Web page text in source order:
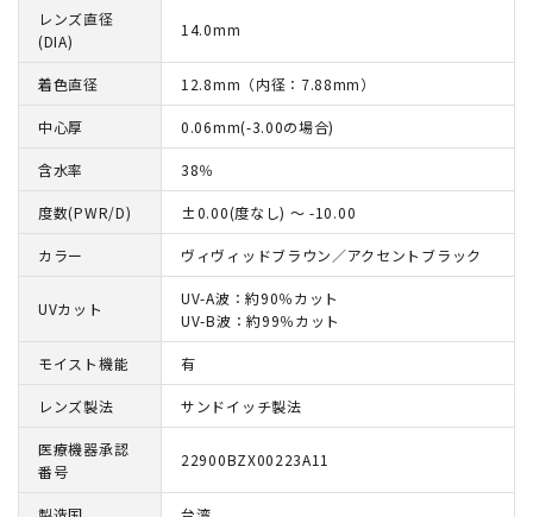
レンズ直径
(DIA)
14.0mm
着色直径 12.8mm（内径：7.88mm）
中心厚 0.06mm(-3.00の場合)
含水率 38％
度数(PWR/D) ±0.00(度なし) ～ -10.00
カラー ヴィヴィッドブラウン／アクセントブラック
UVカット
UV-A波：約90％カット
UV-B波：約99％カット
モイスト機能 有
レンズ製法 サンドイッチ製法
医療機器承認
番号
22900BZX00223A11